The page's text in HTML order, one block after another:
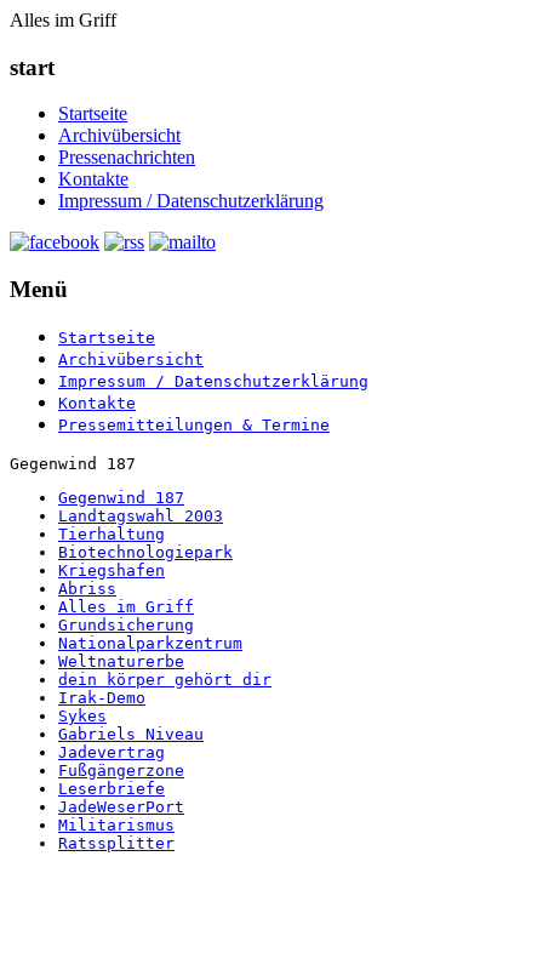
Alles im Griff
start
Startseite
Archivübersicht
Pressenachrichten
Kontakte
Impressum / Datenschutzerklärung
Menü
Startseite
Archivübersicht
Impressum / Datenschutzerklärung
Kontakte
Pressemitteilungen & Termine
Gegenwind 187
Gegenwind 187
Landtagswahl 2003
Tierhaltung
Biotechnologiepark
Kriegshafen
Abriss
Alles im Griff
Grundsicherung
Nationalparkzentrum
Weltnaturerbe
dein körper gehört dir
Irak-Demo
Sykes
Gabriels Niveau
Jadevertrag
Fußgängerzone
Leserbriefe
JadeWeserPort
Militarismus
Ratssplitter